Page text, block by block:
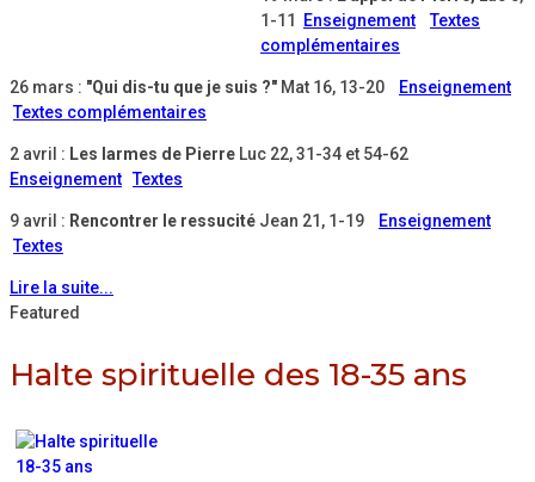
1-11
Enseignement
Textes
complémentaires
26 mars : "Qui dis-tu que je suis ?" Mat 16, 13-20
Enseignement
Textes complémentaires
2 avril : Les larmes de Pierre Luc 22, 31-34 et 54-62
Enseignement Textes
9 avril : Rencontrer le ressucité Jean 21, 1-19
Enseignement
Textes
Lire la suite...
Featured
Halte spirituelle des 18-35 ans